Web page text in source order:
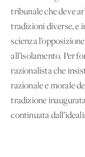
tribunale che deve
tradizioni diverse, e
scienza
all’isolamento. Per
razionalista che
razionale e morale
tradizione
continuata